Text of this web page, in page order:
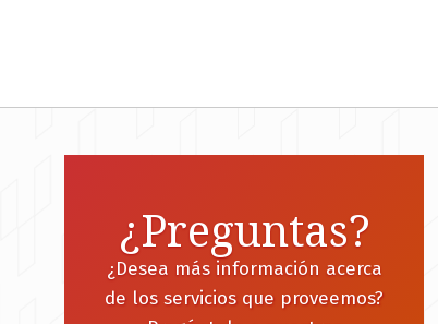
¿Preguntas?
¿Desea más información acerca
de los servicios que proveemos?